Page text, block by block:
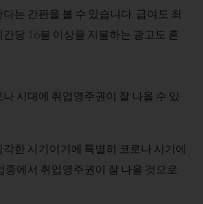
는 간판을 볼 수 있습니다. 급여도 최
당 16불 이상을 지불하는 광고도 흔
시대에 취업영주권이 잘 나올 수 있
한 시기이기에 특별히 코로나 시기에
종에서 취업영주권이 잘 나올 것으로